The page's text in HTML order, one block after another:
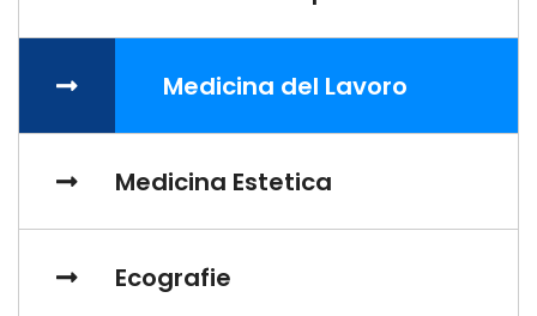
Medicina del Lavoro
Medicina Estetica
Ecografie